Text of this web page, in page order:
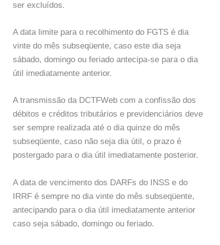
ser excluídos.
A data limite para o recolhimento do FGTS é dia
vinte do mês subseqüente, caso este dia seja
sábado, domingo ou feriado antecipa-se para o dia
útil imediatamente anterior.
A transmissão da DCTFWeb com a confissão dos
débitos e créditos tributários e previdenciários deve
ser sempre realizada até o dia quinze do mês
subseqüente, caso não seja dia útil, o prazo é
postergado para o dia útil imediatamente posterior.
A data de vencimento dos DARFs do INSS e do
IRRF é sempre no dia vinte do mês subseqüente,
antecipando para o dia útil imediatamente anterior
caso seja sábado, domingo ou feriado.